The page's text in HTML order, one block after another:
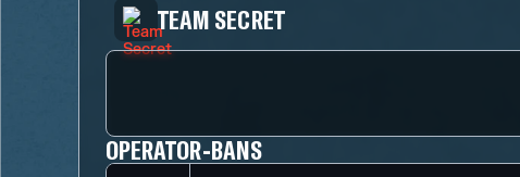
TEAM SECRET
OPERATOR-BANS